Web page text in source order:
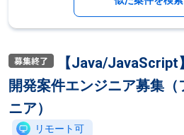
【Java/JavaScript
開発案件エンジニア募集
ニア）
リモート可